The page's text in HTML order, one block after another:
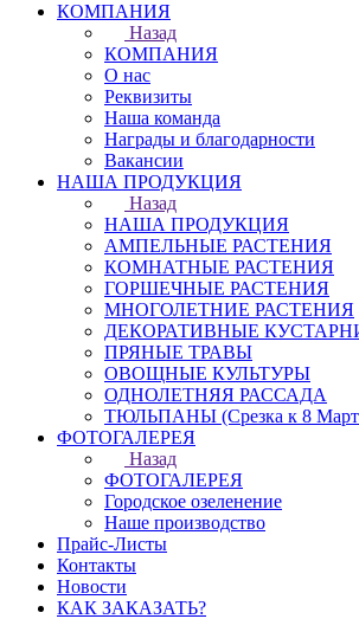
КОМПАНИЯ
Назад
КОМПАНИЯ
О нас
Реквизиты
Наша команда
Награды и благодарности
Вакансии
НАША ПРОДУКЦИЯ
Назад
НАША ПРОДУКЦИЯ
АМПЕЛЬНЫЕ РАСТЕНИЯ
КОМНАТНЫЕ РАСТЕНИЯ
ГОРШЕЧНЫЕ РАСТЕНИЯ
МНОГОЛЕТНИЕ РАСТЕНИЯ
ДЕКОРАТИВНЫЕ
ПРЯНЫЕ ТРАВЫ
ОВОЩНЫЕ КУЛЬТУРЫ
ОДНОЛЕТНЯЯ РАССАДА
ТЮЛЬПАНЫ (Срезка к 8
ФОТОГАЛЕРЕЯ
Назад
ФОТОГАЛЕРЕЯ
Городское озеленение
Наше производство
Прайс-Листы
Контакты
Новости
КАК ЗАКАЗАТЬ?